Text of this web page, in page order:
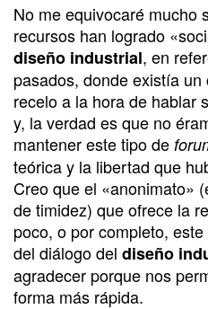
No me equivocaré mucho
recursos han logrado
diseño industrial, en
pasados, donde existía
recelo a la hora de hablar
y, la verdad es que no
mantener este tipo de
teórica y la libertad que
Creo que el «anonimato»
de timidez) que ofrece la
poco, o por completo,
del diálogo del diseño
agradecer porque nos
forma más rápida.